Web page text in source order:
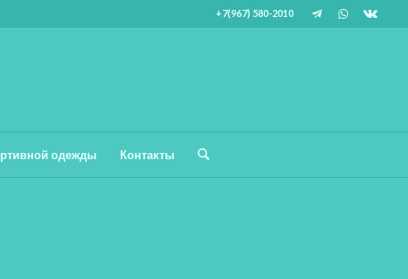
+7(967) 580-2010
одежды Контакты